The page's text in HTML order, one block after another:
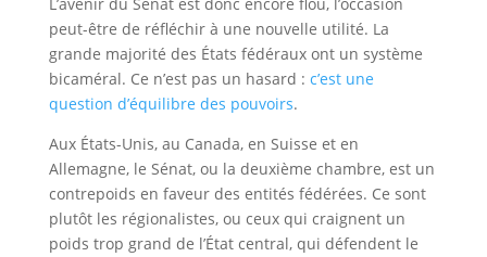
peut-être de réfléchir à une nouvelle utilité. La
grande majorité des États fédéraux ont un système
bicaméral. Ce n’est pas un hasard : c’est une
question d’équilibre des pouvoirs.
Aux États-Unis, au Canada, en Suisse et en
Allemagne, le Sénat, ou la deuxième chambre, est un
contrepoids en faveur des entités fédérées. Ce sont
plutôt les régionalistes, ou ceux qui craignent un
poids trop grand de l’État central, qui défendent le